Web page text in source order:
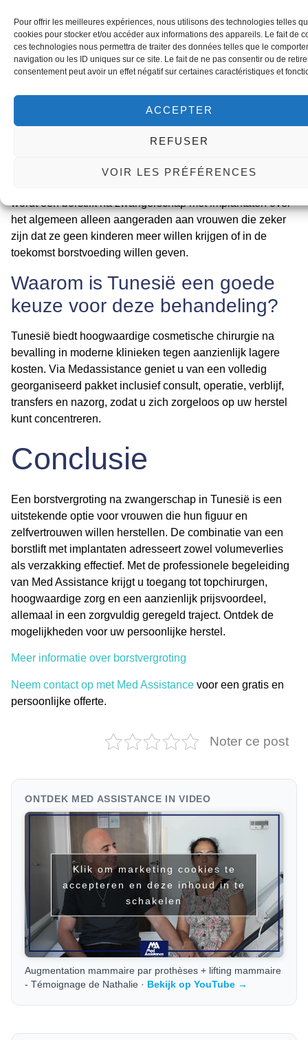
Pour offrir les meilleures expériences, nous utilisons des technologies telles
cookies pour stocker et/ou accéder aux informations des appareils. Le fait de
ces technologies nous permettra de traiter des données telles que le
navigation ou les ID uniques sur ce site. Le fait de ne pas consentir ou de
consentement peut avoir un effet négatif sur certaines caractéristiques et
ACCEPTER
REFUSER
VOIR LES PRÉFÉRENCES
Het eerste herstel, waarbij u weer dagelijkse lichte
activiteiten kunt doen, duurt ongeveer 1-2 weken. Sporten
en zware inspanning moeten 4 tot 6 weken worden
vermeden. Het definitieve, natuurlijke resultaat en de
Is borstvoeding nog mogelijk na
wordt eenborstlift na zwangerschapmet implantaten over
het algemeen alleen aangeraden aan vrouwen die zeker
zijn dat ze geen kinderen meer willen krijgen of in de
toekomst borstvoeding willen geven.
Waarom is Tunesië een goede
keuze voor deze behandeling?
Tunesië biedt hoogwaardige cosmetische chirurgie na
bevalling in moderne klinieken tegen aanzienlijk lagere
kosten. Via Medassistance geniet u van een volledig
georganiseerd pakket inclusief consult, operatie, verblijf,
transfers en nazorg, zodat u zich zorgeloos op uw herstel
kunt concentreren.
Conclusie
Een borstvergroting na zwangerschap in Tunesië is een
uitstekende optie voor vrouwen die hun figuur en
zelfvertrouwen willen herstellen. De combinatie van een
borstlift met implantaten adresseert zowel volumeverlies
als verzakking effectief. Met de professionele begeleiding
van Med Assistance krijgt u toegang tot topchirurgen,
hoogwaardige zorg en een aanzienlijk prijsvoordeel,
allemaal in een zorgvuldig geregeld traject. Ontdek de
mogelijkheden voor uw persoonlijke herstel.
Meer informatie over borstvergroting
Neem contact op met Med Assistance voor een gratis en
persoonlijke offerte.
Noter ce post
ONTDEK MED ASSISTANCE IN VIDEO
Klik om marketing cookies te
accepteren en deze inhoud in te
schakelen
Augmentation mammaire par prothèses + lifting mammaire
- Témoignage de Nathalie · Bekijk op YouTube →